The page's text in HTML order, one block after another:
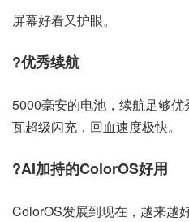
屏幕好看又护眼。
?优秀续航
5000毫安的电池，续航足够
瓦超级闪充，回血速度极快。
?AI加持的ColorOS好用
ColorOS发展到现在，越来越